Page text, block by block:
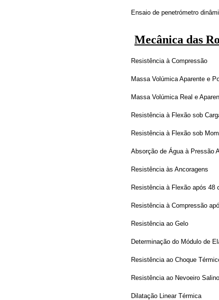
Ensaio de penetrómetro
Mecânica das
Resistência à Compressão
Massa Volúmica Aparente e
Massa Volúmica Real e
Resistência à Flexão sob
Resistência à Flexão sob
Absorção de Água à Pressão
Resistência às Ancoragens
Resistência à Flexão após 48
Resistência à Compressão
Resistência ao Gelo
Determinação do Módulo de
Resistência ao Choque
Resistência ao Nevoeiro Salino
Dilatação Linear Térmica